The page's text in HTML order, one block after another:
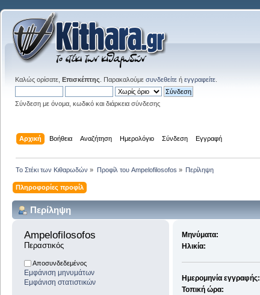
Καλώς ορίσατε, Επισκέπτης . Παρακαλούμε συνδεθείτε ή εγγραφείτε
Σύνδεση με όνομα, κωδικό και διάρκεια σύνδεσης
Αρχική Βοήθεια Αναζήτηση Ημερολόγιο Σύνδεση Εγγραφή
Το Στέκι των Κιθαρωδών » Προφίλ του Ampelofilosofos » Περίληψη
Πληροφορίες προφίλ
Περίληψη
Ampelofilosofos
Περαστικός
Αποσυνδεδεμένος
Εμφάνιση μηνυμάτων
Εμφάνιση στατιστικών
Μηνύματα:
Ηλικία:
Ημερομηνία εγγραφής:
Τοπική ώρα: